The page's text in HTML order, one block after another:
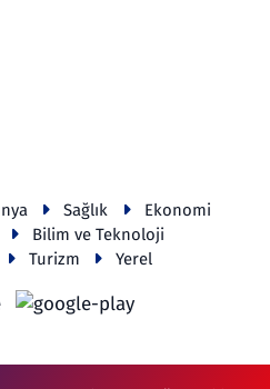
Sağlık
Ekonomi
Bilim ve Teknoloji
Turizm Yerel